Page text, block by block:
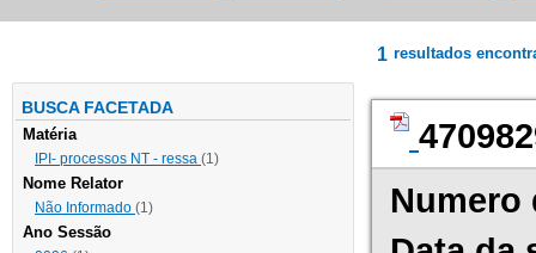
BUSCA FACETADA
Matéria
IPI- processos NT - ressa (1)
Nome Relator
Não Informado (1)
Ano Sessão
1 resultados
Numero